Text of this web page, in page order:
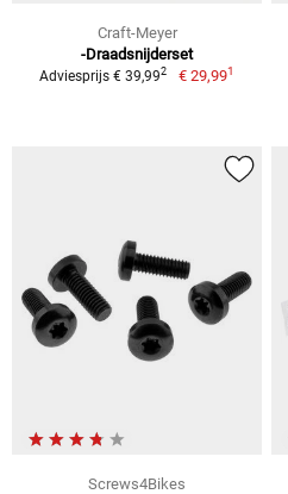
Craft-Meyer
-Draadsnijderset
Adviesprijs € 39,992 € 29,991
Screws4Bikes